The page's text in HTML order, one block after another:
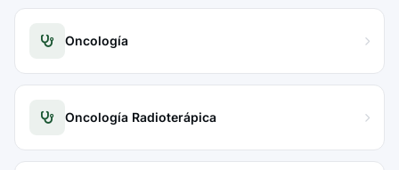
Oncología
Oncología Radioterápica